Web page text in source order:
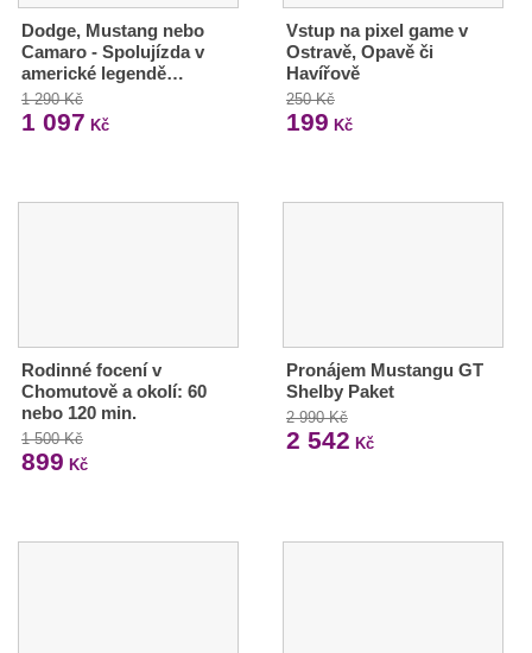
Dodge, Mustang nebo
Camaro - Spolujízda v
americké legendě…
1 290 Kč
1 097 Kč
Vstup na pixel game v
Ostravě, Opavě či
Havířově
250 Kč
199 Kč
Rodinné focení v
Chomutově a okolí: 60
nebo 120 min.
1 500 Kč
899 Kč
Pronájem Mustangu GT
Shelby Paket
2 990 Kč
2 542 Kč